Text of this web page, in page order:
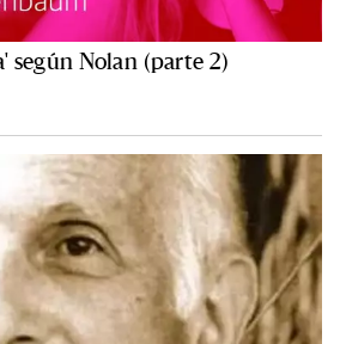
según Nolan (parte 2)